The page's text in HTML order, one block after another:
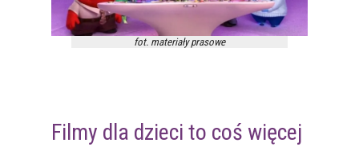
fot. materiały prasowe
Filmy dla dzieci to coś więcej